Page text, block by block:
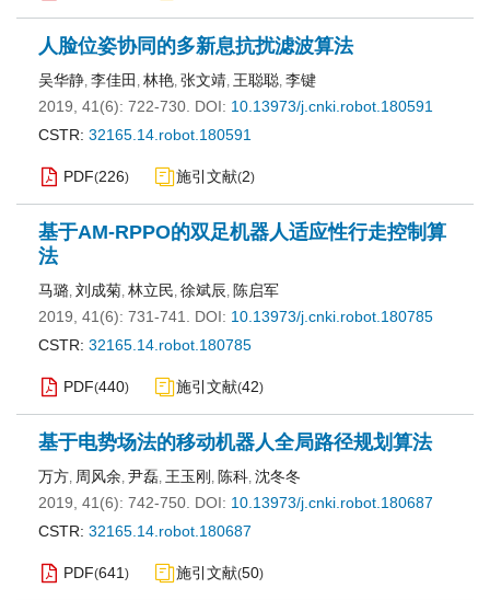
人脸位姿协同的多新息抗扰滤波算法
吴华静, 李佳田 , 林艳, 张文靖, 王聪聪, 李键
2019, 41(6): 722-730. DOI: 10.13973/j.cnki.robot.180591
CSTR: 32165.14.robot.180591
PDF(226) 施引文献(2)
基于AM-RPPO的双足机器人适应性行走控制算
法
马璐, 刘成菊, 林立民, 徐斌辰, 陈启军
2019, 41(6): 731-741.
DOI: 10.13973/j.cnki.robot.180785
CSTR: 32165.14.robot.180785
PDF(440) 施引文献(42)
基于电势场法的移动机器人全局路径规划算法
万方, 周风余, 尹磊, 王玉刚 , 陈科, 沈冬冬
2019, 41(6): 742-750. DOI: 10.13973/j.cnki.robot.180687
CSTR: 32165.14.robot.180687
PDF(641 ) 施引文献(50)